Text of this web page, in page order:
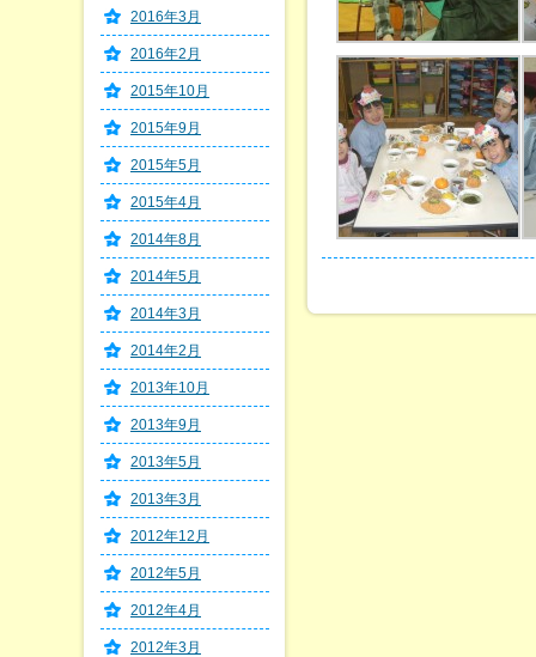
2016年3月
2016年2月
2015年10月
2015年9月
2015年5月
2015年4月
2014年8月
2014年5月
2014年3月
2014年2月
2013年10月
2013年9月
2013年5月
2013年3月
2012年12月
2012年5月
2012年4月
2012年3月